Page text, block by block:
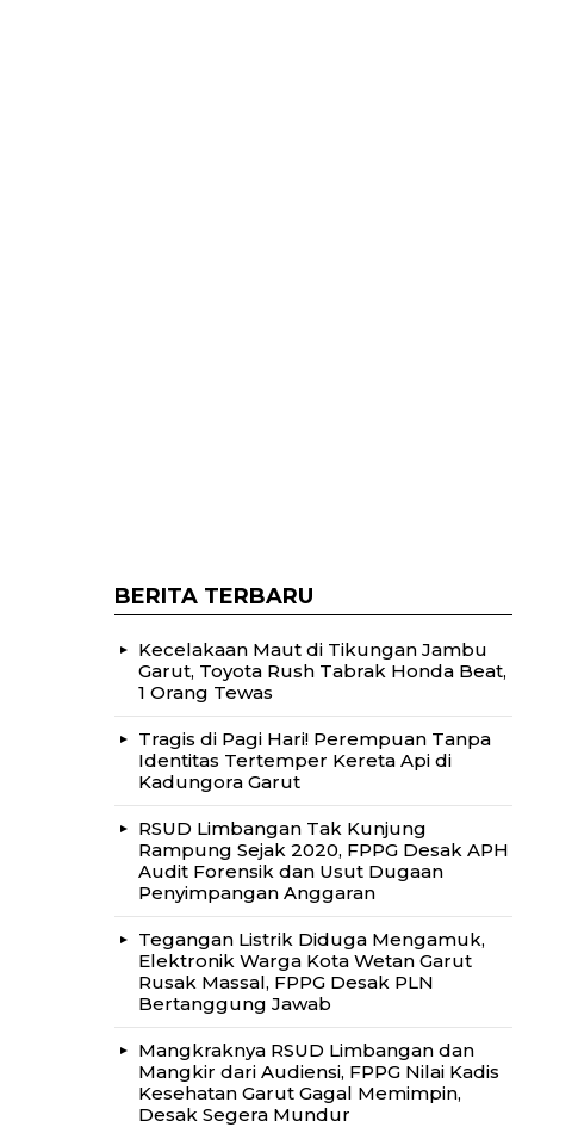
BERITA TERBARU
Kecelakaan Maut di Tikungan Jambu
Garut, Toyota Rush Tabrak Honda Beat,
1 Orang Tewas
Tragis di Pagi Hari! Perempuan Tanpa
Identitas Tertemper Kereta Api di
Kadungora Garut
RSUD Limbangan Tak Kunjung
Rampung Sejak 2020, FPPG Desak APH
Audit Forensik dan Usut Dugaan
Penyimpangan Anggaran
Tegangan Listrik Diduga Mengamuk,
Elektronik Warga Kota Wetan Garut
Rusak Massal, FPPG Desak PLN
Bertanggung Jawab
Mangkraknya RSUD Limbangan dan
Mangkir dari Audiensi, FPPG Nilai Kadis
Kesehatan Garut Gagal Memimpin,
Desak Segera Mundur